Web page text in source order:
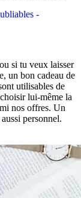
-
si tu veux laisser
un bon cadeau de
utilisables de
lui-même la
nos offres. Un
personnel.